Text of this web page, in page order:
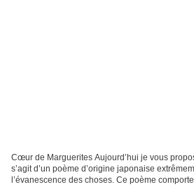
Cœur de Marguerites Aujourd’hui je vous
s’agit d’un poème d’origine japonaise
l’évanescence des choses. Ce poème